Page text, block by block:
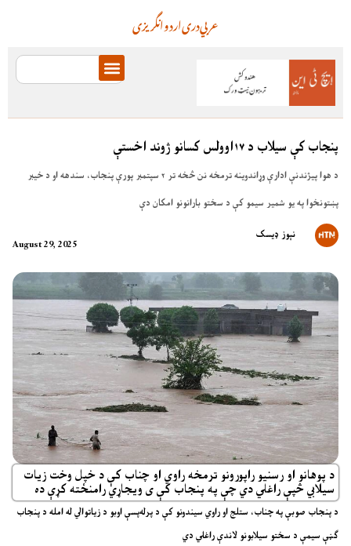
انگریزیاردودریعربي
پنجاب کې سیلاب د ۱۷اوولس کسانو ژوند اخستې
د هوا پیژندنې ادارې وړاندوینه ترمخه نن څخه تر ۲ سپتمبر پورې پنجاب، سندهه او د خیبر
پښتونخوا په یو شمیر سیمو کې د سختو بارانونو امکان دې
August 29, 2025
نېوز ډیسک
د پوهانو او رسنیو راپورونو ترمخه راوي او چناب کې د خپل وخت زیات
سیلابي څپې راغلي دي چې په پنجاب کې ی ویجاړي رامنځته کړې ده
د پنجاب صوبې په چناب، ستلج او راوي سیندونو کې د پرله‌پسې اوبو د زیاتوالي له امله د پنجاب
ګڼې سیمې د سختو سیلابونو لاندې راغلي دي